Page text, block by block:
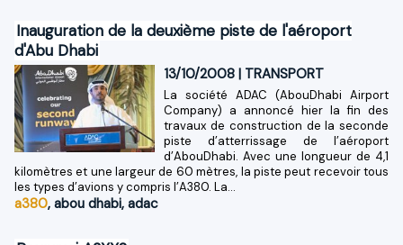
Inauguration de la deuxième piste de l'aéroport
d'Abu Dhabi
13/10/2008 | TRANSPORT
La société ADAC (AbouDhabi Airport
Company) a annoncé hier la fin des
travaux de construction de la seconde
piste d’atterrissage de l’aéroport
d’AbouDhabi. Avec une longueur de 4,1
kilomètres et une largeur de 60 mètres, la piste peut recevoir tous
les types d’avions y compris l’A380. La...
a380, abou dhabi, adac